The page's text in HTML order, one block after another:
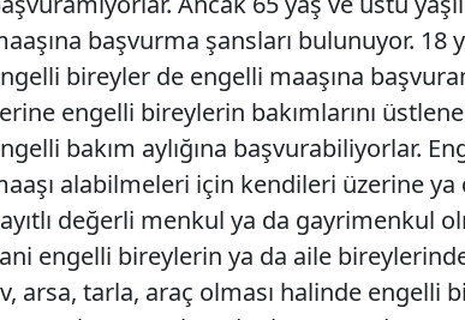
başvurma şansları bulunuyor. 18
bireyler de engelli maaşına
engelli bireylerin bakımlarını
bakım aylığına başvurabiliyorlar.
alabilmeleri için kendileri üzerine
değerli menkul ya da gayrimenkul
engelli bireylerin ya da aile
arsa, tarla, araç olması halinde engelli